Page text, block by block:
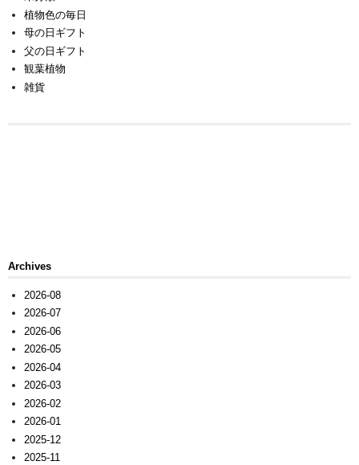
植物色の毎日
母の日ギフト
父の日ギフト
観葉植物
雑貨
Archives
2026-08
2026-07
2026-06
2026-05
2026-04
2026-03
2026-02
2026-01
2025-12
2025-11